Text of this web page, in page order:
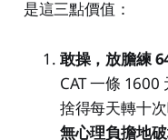
是這三點價值：
敢操，放膽練
CAT 一條 1600
捨得每天轉十
無心理負擔地